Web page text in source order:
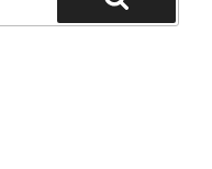
Suchen